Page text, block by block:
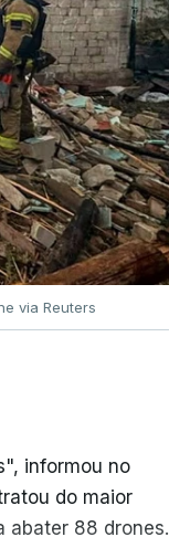
via Reuters
informou no
do maior
abater 88 drones.